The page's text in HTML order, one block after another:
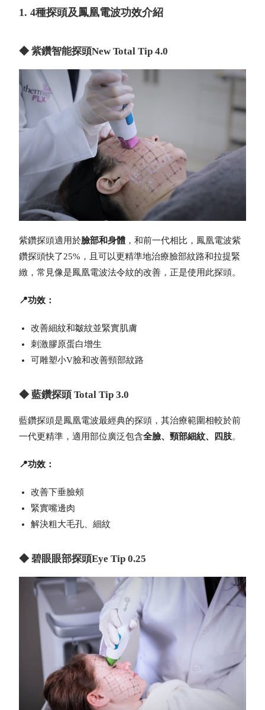
1. 4種探頭及鳳凰電波功效介紹
◆ 紫鑽智能探頭New Total Tip 4.0
紫鑽探頭適用於臉部和身體 ，和前一代相比， 鳳凰電波紫
鑽探頭快了25%，且可以更精準地治療臉部紋路和拉提緊
緻，常見像是鳳凰電波法令紋的改善，正是使用此探頭。
📍功效：
改善細紋和皺紋並緊實肌膚
刺激膠原蛋白增生
可雕塑小V臉和改善頸部紋路
◆ 藍鑽探頭 Total Tip 3.0
藍鑽探頭是鳳凰電波最經典的探頭，其治療範圍相較於前
一代更精準，適用部位廣泛包含全臉、頸部細紋、四肢。
📍功效：
改善下垂臉頰
緊實嘴邊肉
解決粗大毛孔、細紋
◆ 碧眼眼部探頭Eye Tip 0.25